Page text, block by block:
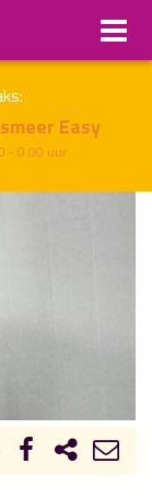
Easy
- 0.00 uur